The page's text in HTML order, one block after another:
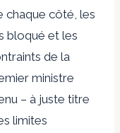
chaque côté, les
bloqué et les
de la
ministre
– à juste titre
limites